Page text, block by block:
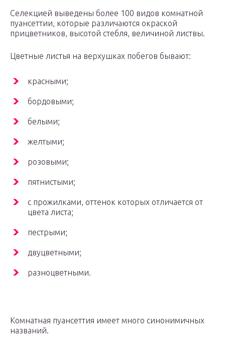
Селекцией выведены более 100 видов комнатной
пуансеттии, которые различаются окраской
прицветников, высотой стебля, величиной листвы.
Цветные листья на верхушках побегов бывают:
красными;
бордовыми;
белыми;
желтыми;
розовыми;
пятнистыми;
с прожилками, оттенок которых отличается от
цвета листа;
пестрыми;
двуцветными;
разноцветными.
Комнатная пуансеттия имеет много синонимичных
названий.